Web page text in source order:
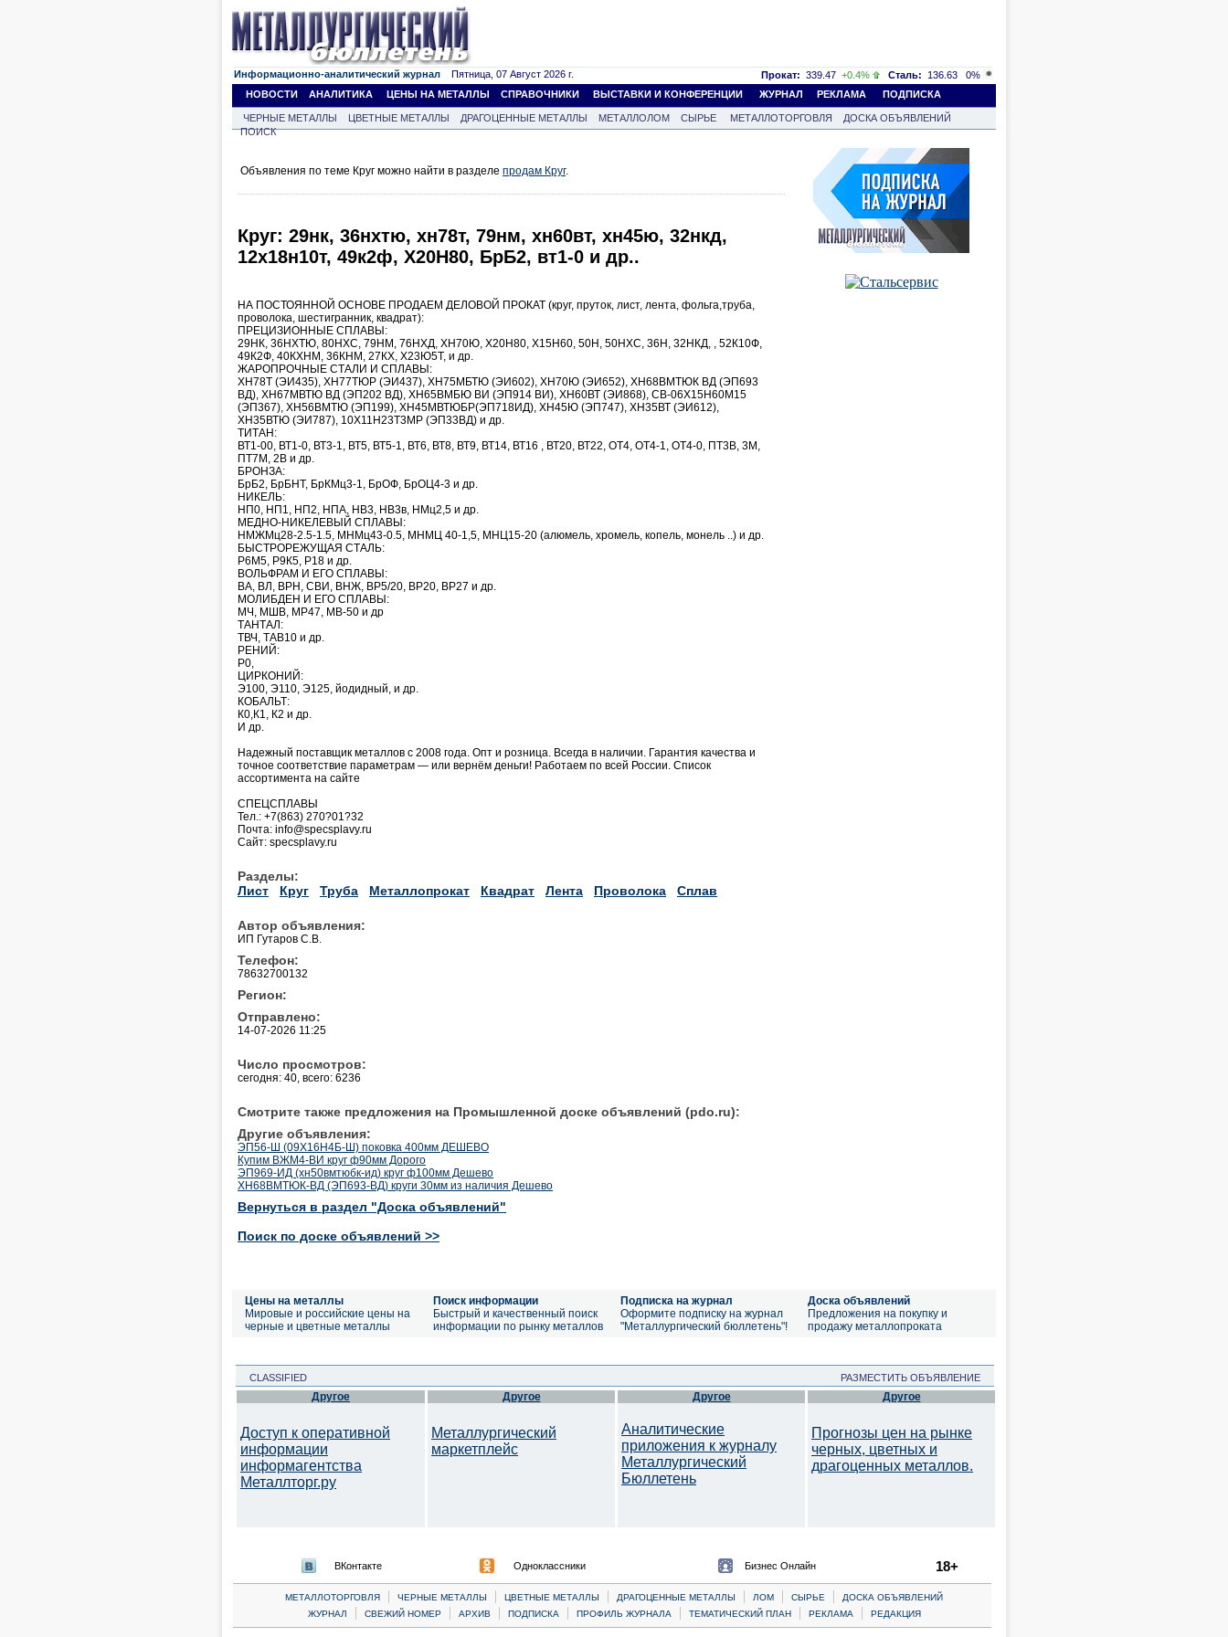
Информационно-аналитический журнал Пятница, 07 Август 2026 г. Прокат: 339.47 +0.4% Сталь: 136.63
0%
НОВОСТИ
АНАЛИТИКА ЦЕНЫ НА МЕТАЛЛЫ СПРАВОЧНИКИ ВЫСТАВКИ И КОНФЕРЕНЦИИ ЖУРНАЛ РЕКЛАМА ПОДПИСКА
ЧЕРНЫЕ МЕТАЛЛЫ ЦВЕТНЫЕ МЕТАЛЛЫ ДРАГОЦЕННЫЕ МЕТАЛЛЫ МЕТАЛЛОЛОМ СЫРЬЕ МЕТАЛЛОТОРГОВЛЯ
ДОСКА ОБЪЯВЛЕНИЙ
ПОИСК
Объявления по теме Круг можно найти в разделе продам Круг.
Круг: 29нк, 36нхтю, хн78т, 79нм, хн60вт, хн45ю, 32нкд,
12х18н10т, 49к2ф, Х20Н80, БрБ2, вт1-0 и др..
НА ПОСТОЯННОЙ ОСНОВЕ ПРОДАЕМ ДЕЛОВОЙ ПРОКАТ (круг, пруток, лист, лента, фольга,труба,
проволока, шестигранник, квадрат):
ПРЕЦИЗИОННЫЕ СПЛАВЫ:
29НК, 36НХТЮ, 80НХС, 79НМ, 76НХД, ХН70Ю, Х20Н80, Х15Н60, 50Н, 50НХС, 36Н, 32НКД, , 52К10Ф,
49К2Ф, 40КХНМ, 36КНМ, 27КХ, Х23Ю5Т, и др.
ЖАРОПРОЧНЫЕ СТАЛИ И СПЛАВЫ:
ХН78Т (ЭИ435), ХН77ТЮР (ЭИ437), ХН75МБТЮ (ЭИ602), ХН70Ю (ЭИ652), ХН68ВМТЮК ВД (ЭП693
ВД), ХН67МВТЮ ВД (ЭП202 ВД), ХН65ВМБЮ ВИ (ЭП914 ВИ), ХН60ВТ (ЭИ868), СВ-06Х15Н60М15
(ЭП367), ХН56ВМТЮ (ЭП199), ХН45МВТЮБР(ЭП718ИД), ХН45Ю (ЭП747), ХН35ВТ (ЭИ612),
ХН35ВТЮ (ЭИ787), 10Х11Н23Т3МР (ЭП33ВД) и др.
ТИТАН:
ВТ1-00, ВТ1-0, ВТ3-1, ВТ5, ВТ5-1, ВТ6, ВТ8, ВТ9, ВТ14, ВТ16 , ВТ20, ВТ22, ОТ4, ОТ4-1, ОТ4-0, ПТ3В, 3М,
ПТ7М, 2В и др.
БРОНЗА:
БрБ2, БрБНТ, БрКМц3-1, БрОФ, БрОЦ4-3 и др.
НИКЕЛЬ:
НП0, НП1, НП2, НПА, НВ3, НВ3в, НМц2,5 и др.
МЕДНО-НИКЕЛЕВЫЙ СПЛАВЫ:
НМЖМц28-2.5-1.5, МНМц43-0.5, МНМЦ 40-1,5, МНЦ15-20 (алюмель, хромель, копель, монель ..) и др.
БЫСТРОРЕЖУЩАЯ СТАЛЬ:
Р6М5, Р9К5, Р18 и др.
ВОЛЬФРАМ И ЕГО СПЛАВЫ:
ВА, ВЛ, ВРН, СВИ, ВНЖ, ВР5/20, ВР20, ВР27 и др.
МОЛИБДЕН И ЕГО СПЛАВЫ:
МЧ, МШВ, МР47, МВ-50 и др
ТАНТАЛ:
ТВЧ, ТАВ10 и др.
РЕНИЙ:
Р0,
ЦИРКОНИЙ:
Э100, Э110, Э125, йодидный, и др.
КОБАЛЬТ:
К0,К1, К2 и др.
И др.
Надежный поставщик металлов с 2008 года. Опт и розница. Всегда в наличии. Гарантия качества и
точное соответствие параметрам — или вернём деньги! Работаем по всей России. Список
ассортимента на сайте
СПЕЦСПЛАВЫ
Тел.: +7(863) 270?01?32
Почта: info@specsplavy.ru
Сайт: specsplavy.ru
Разделы:
Лист
Круг Труба Металлопрокат Квадрат Лента Проволока Сплав
Автор объявления:
ИП Гутаров С.В.
Телефон:
78632700132
Регион:
Отправлено:
14-07-2026 11:25
Число просмотров:
сегодня: 40, всего: 6236
Смотрите также предложения на Промышленной доске объявлений (pdo.ru):
Другие объявления:
ЭП56-Ш (09Х16Н4Б-Ш) поковка 400мм ДЕШЕВО
Купим ВЖМ4-ВИ круг ф90мм Дорого
ЭП969-ИД (хн50вмтюбк-ид) круг ф100мм Дешево
ХН68ВМТЮК-ВД (ЭП693-ВД) круги 30мм из наличия Дешево
Вернуться в раздел "Доска объявлений"
Поиск по доске объявлений >>
Цены на металлы
Мировые и российские цены на
черные и цветные металлы
Поиск информации
Быстрый и качественный поиск
информации по рынку металлов
Подписка на журнал
Оформите подписку на журнал
"Металлургический бюллетень"!
Доска объявлений
Предложения на покупку и
продажу металлопроката
CLASSIFIED РАЗМЕСТИТЬ ОБЪЯВЛЕНИЕ
Другое
Доступ к оперативной
информации
информагентства
Металлторг.ру
Другое
Металлургический
маркетплейс
Другое
Аналитические
приложения к журналу
Металлургический
Бюллетень
Другое
Прогнозы цен на рынке
черных, цветных и
драгоценных металлов.
ВКонтакте Одноклассники Бизнес Онлайн 18+
МЕТАЛЛОТОРГОВЛЯ | ЧЕРНЫЕ МЕТАЛЛЫ | ЦВЕТНЫЕ МЕТАЛЛЫ | ДРАГОЦЕННЫЕ МЕТАЛЛЫ | ЛОМ | CЫРЬЕ |
ДОСКА ОБЪЯВЛЕНИЙ
ЖУРНАЛ
| СВЕЖИЙ НОМЕР | АРХИВ | ПОДПИСКА | ПРОФИЛЬ ЖУРНАЛА | ТЕМАТИЧЕСКИЙ ПЛАН | РЕКЛАМА | РЕДАКЦИЯ